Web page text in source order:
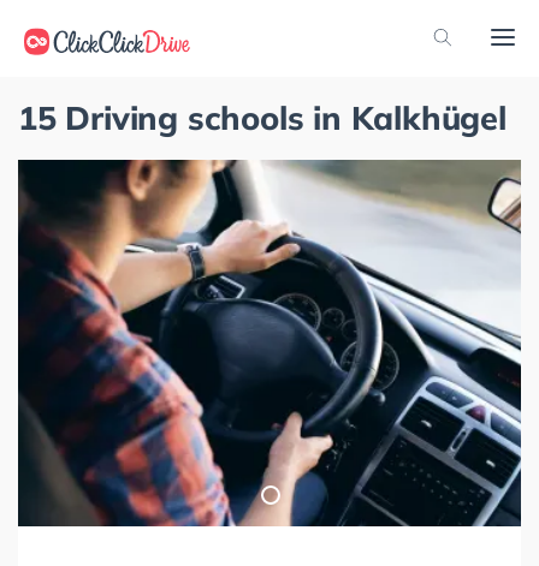
15 Driving schools in Kalkhügel